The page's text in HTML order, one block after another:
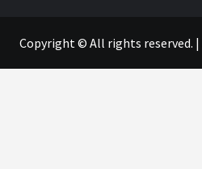
Copyright © All rights reserved. |